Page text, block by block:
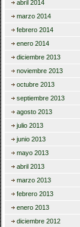
abril 2014
marzo 2014
febrero 2014
enero 2014
diciembre 2013
noviembre 2013
octubre 2013
septiembre 2013
agosto 2013
julio 2013
junio 2013
mayo 2013
abril 2013
marzo 2013
febrero 2013
enero 2013
diciembre 2012